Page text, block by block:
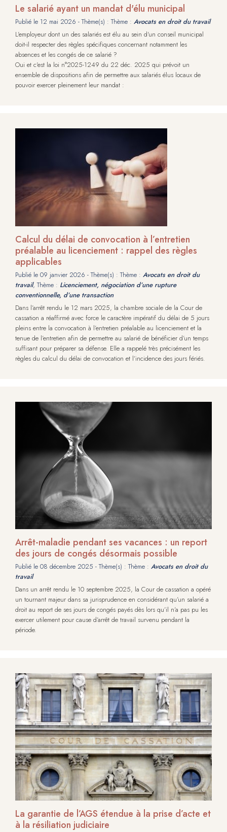
Le salarié ayant un mandat d'élu municipal
Publié le 12 mai 2026 - Thème(s) : Thème : Avocats en droit du travail
L'employeur dont un des salariés est élu au sein d'un conseil municipal
doit-il respecter des règles spécifiques concernant notamment les
absences et les congés de ce salarié ?
Oui et c'est la loi n°2025-1249 du 22 déc. 2025 qui prévoit un
ensemble de dispositions afin de permettre aux salariés élus locaux de
pouvoir exercer pleinement leur mandat :
Calcul du délai de convocation à l’entretien
préalable au licenciement : rappel des règles
applicables
Publié le 09 janvier 2026 - Thème(s) : Thème : Avocats en droit du
travail, Thème : Licenciement, négociation d’une rupture
conventionnelle, d’une transaction
Dans l’arrêt rendu le 12 mars 2025, la chambre sociale de la Cour de
cassation a réaffirmé avec force le caractère impératif du délai de 5 jours
pleins entre la convocation à l’entretien préalable au licenciement et la
tenue de l’entretien afin de permettre au salarié de bénéficier d’un temps
suffisant pour préparer sa défense. Elle a rappelé très précisément les
règles du calcul du délai de convocation et l’incidence des jours fériés.
Arrêt-maladie pendant ses vacances : un report
des jours de congés désormais possible
Publié le 08 décembre 2025 - Thème(s) : Thème : Avocats en droit du
travail
Dans un arrêt rendu le 10 septembre 2025, la Cour de cassation a opéré
un tournant majeur dans sa jurisprudence en considérant qu’un salarié a
droit au report de ses jours de congés payés dès lors qu’il n’a pas pu les
exercer utilement pour cause d’arrêt de travail survenu pendant la
période.
La garantie de l’AGS étendue à la prise d’acte et
à la résiliation judiciaire